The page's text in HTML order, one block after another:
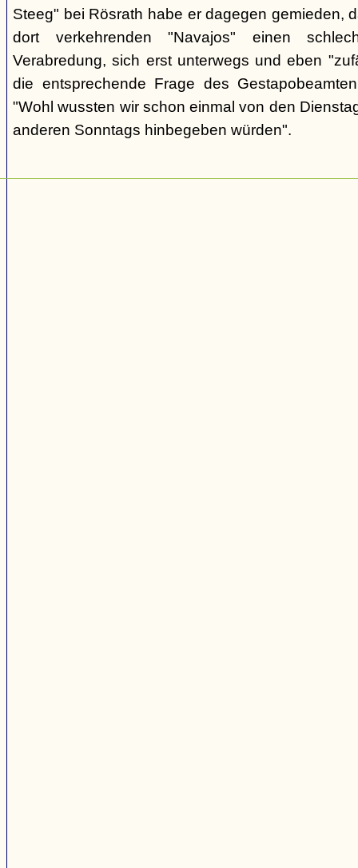
Steeg" bei Rösrath habe er dagegen gemieden,
dort verkehrenden "Navajos" einen
Verabredung, sich erst unterwegs und eben
die entsprechende Frage des
"Wohl wussten wir schon einmal von den
anderen Sonntags hinbegeben würden".